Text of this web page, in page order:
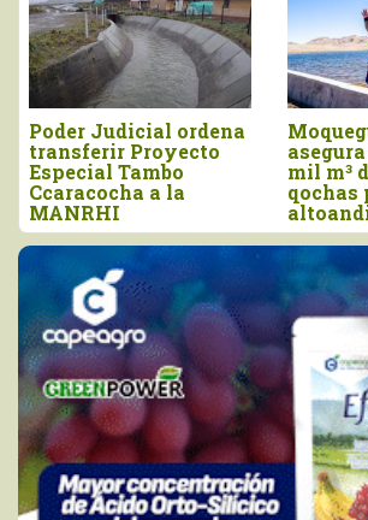
Poder Judicial ordena
transferir Proyecto
Especial Tambo
Ccaracocha a la
MANRHI
mil m³
qochas